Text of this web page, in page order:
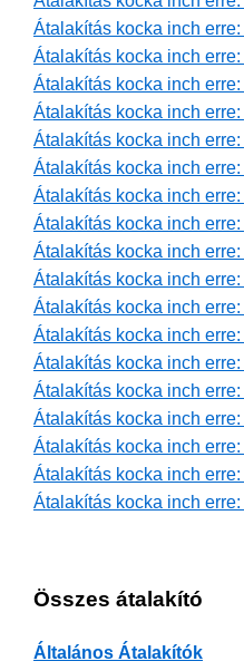
Átalakítás kocka inch
Átalakítás kocka inch
Átalakítás kocka inch
Átalakítás kocka inch
Átalakítás kocka inch
Átalakítás kocka inch
Átalakítás kocka inch
Átalakítás kocka inch
Átalakítás kocka inch erre:
Átalakítás kocka inch
Átalakítás kocka inch erre:
Átalakítás kocka inch erre:
Átalakítás kocka inch
Átalakítás kocka inch
Átalakítás kocka inch
Átalakítás kocka inch
Átalakítás kocka inch
Átalakítás kocka inch erre:
Összes átalakító
Általános Átalakítók